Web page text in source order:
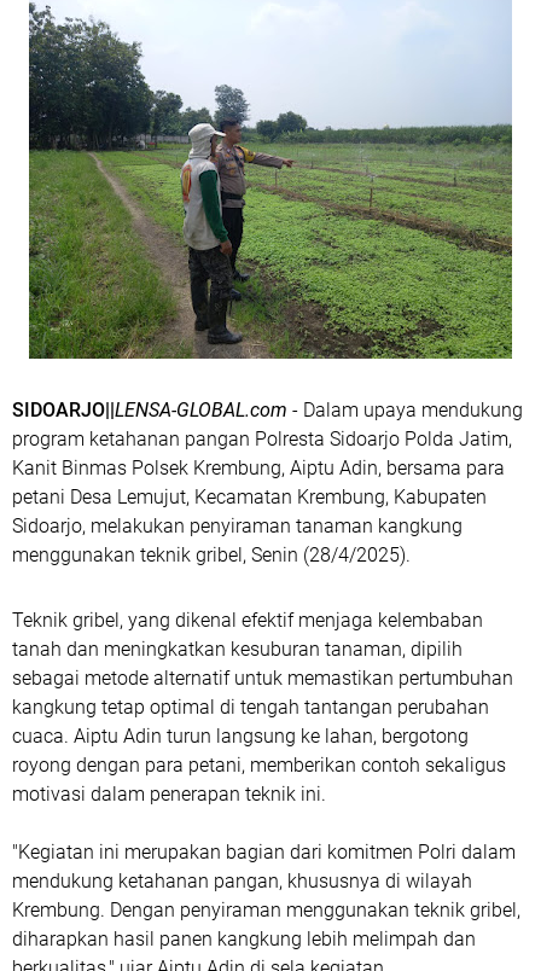
SIDOARJO||LENSA-GLOBAL.com - Dalam upaya mendukung
program ketahanan pangan Polresta Sidoarjo Polda Jatim,
Kanit Binmas Polsek Krembung, Aiptu Adin, bersama para
petani Desa Lemujut, Kecamatan Krembung, Kabupaten
Sidoarjo, melakukan penyiraman tanaman kangkung
menggunakan teknik gribel, Senin (28/4/2025).
Teknik gribel, yang dikenal efektif menjaga kelembaban
tanah dan meningkatkan kesuburan tanaman, dipilih
sebagai metode alternatif untuk memastikan pertumbuhan
kangkung tetap optimal di tengah tantangan perubahan
cuaca. Aiptu Adin turun langsung ke lahan, bergotong
royong dengan para petani, memberikan contoh sekaligus
motivasi dalam penerapan teknik ini.
"Kegiatan ini merupakan bagian dari komitmen Polri dalam
mendukung ketahanan pangan, khususnya di wilayah
Krembung. Dengan penyiraman menggunakan teknik gribel,
diharapkan hasil panen kangkung lebih melimpah dan